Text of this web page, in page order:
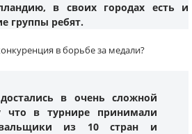
в своих городах есть и
группы ребят.
в борьбе за медали?
в очень сложной
что в турнире принимали
из 10 стран и